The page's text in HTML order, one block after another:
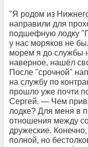
"Я родом из
направили для
подшефную лодку
у нас моряков не
морем я до службы
наверное, нашёл
После "срочной"
на службу по
прошло уже почти
Сергей. — Чем
лодке? Для меня в
отношения между
дружеские.
полной, но